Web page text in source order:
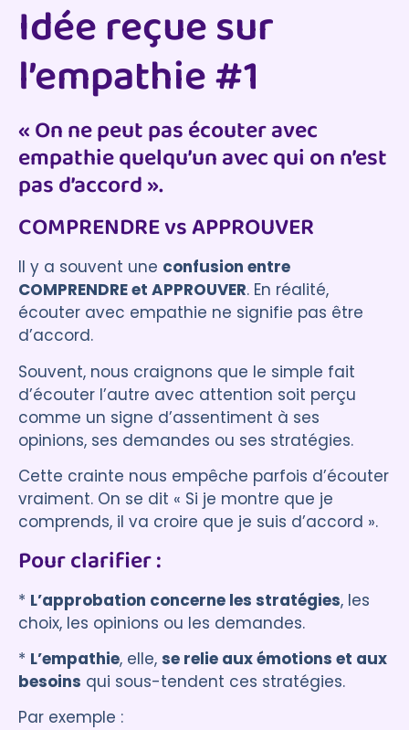
Idée reçue sur
l’empathie #1
« On ne peut pas écouter avec
empathie quelqu’un avec qui on n’est
pas d’accord ».
COMPRENDRE vs APPROUVER
Il y a souvent une confusion entre
COMPRENDRE et APPROUVER. En réalité,
écouter avec empathie ne signifie pas être
d’accord.
Souvent, nous craignons que le simple fait
d’écouter l’autre avec attention soit perçu
comme un signe d’assentiment à ses
opinions, ses demandes ou ses stratégies.
Cette crainte nous empêche parfois d’écouter
vraiment. On se dit « Si je montre que je
comprends, il va croire que je suis d’accord ».
Pour clarifier :
* L’approbation concerne les stratégies, les
choix, les opinions ou les demandes.
* L’empathie, elle, se relie aux émotions et aux
besoins qui sous-tendent ces stratégies.
Par exemple :